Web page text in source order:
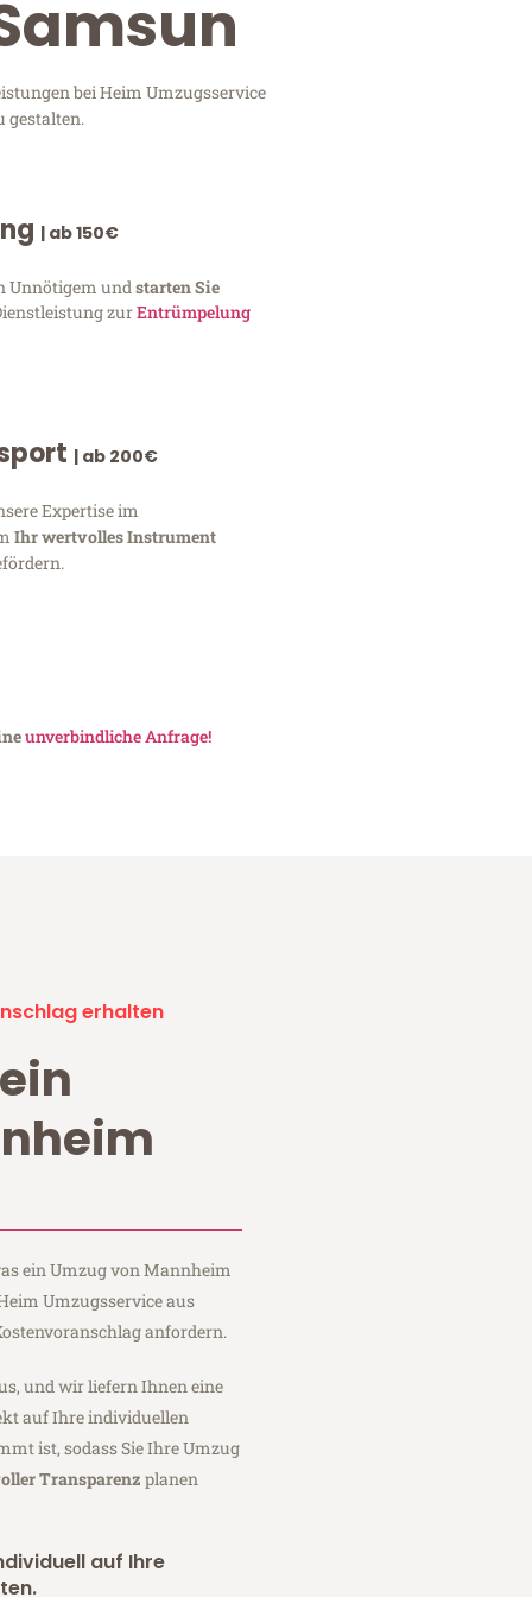
bei Heim Umzugsservice
gestalten.
| ab 150€
Unnötigem undstarten Sie
zurEntrümpelung
| ab 200€
Expertise im
Ihr wertvolles Instrument
unverbindliche Anfrage!
erhalten
ein Umzug von Mannheim
Umzugsservice aus
anfordern.
und wir liefern Ihnen eine
auf Ihre individuellen
ist, sodass Sie Ihre Umzug
Transparenz planen
auf Ihre